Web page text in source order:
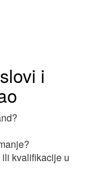
i
kvalifikacije u